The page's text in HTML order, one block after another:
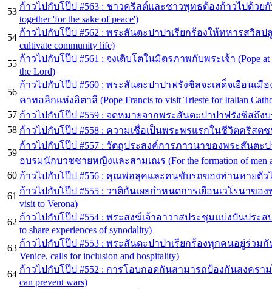
53 ก้าวไปกับโป๊ป #563 : ชาวคริสต์และชาวพุทธต้องก้าวไปด้วยกัน
together 'for the sake of peace')
54 ก้าวไปกับโป๊ป #562 : พระสันตะปาปาเรียกร้องให้ทหารสวิสปลู
cultivate community life)
55 ก้าวไปกับโป๊ป #561 : จงเติบโตในมิตรภาพกับพระเจ้า (Pope at
the Lord)
56
ก้าวไปกับโป๊ป #560 : พระสันตะปาปาฟรังซิสจะเสด็จเยือนเ
คาทอลิกแห่งอิตาลี (Pope Francis to visit Trieste for Italian
57 ก้าวไปกับโป๊ป #559 : จดหมายจากพระสันตะปาปาฟรังซิสถึง
58 ก้าวไปกับโป๊ป #558 : ความเชื่อเป็นพระพรแรกในชีวิตคริสตชน
59
ก้าวไปกับโป๊ป #557 : วัตถุประสงค์การภาวนาของพระสันตะ
อบรมนักบวชชายหญิงและสามเณร (For the formation of men
60 ก้าวไปกับโป๊ป #556 : คุณพ่อลุคและคนขับรถของท่านหายตัวไป
61 ก้าวไปกับโป๊ป #555 : วาติกันเผยกำหนดการเยือนเวโรนาของพ
visit to Verona)
62 ก้าวไปกับโป๊ป #554 : พระสงฆ์เจ้าอาวาสประชุมแบ่งปันประส
to share experiences of synodality)
63 ก้าวไปกับโป๊ป #553 : พระสันตะปาปาเรียกร้องทุกคนอยู่ร่วมกั
Venice, calls for inclusion and hospitality)
64 ก้าวไปกับโป๊ป #552 : การโอบกอดกันสามารถป้องกันสงครามได้
can prevent wars)